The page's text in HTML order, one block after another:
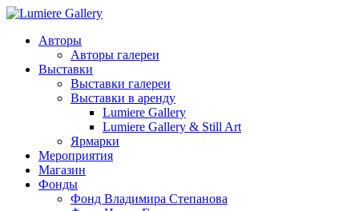
Авторы
Авторы галереи
Выставки
Выставки галереи
Выставки в аренду
Lumiere Gallery
Lumiere Gallery & Still Art
Ярмарки
Мероприятия
Магазин
Фонды
Фонд Владимира Степанова